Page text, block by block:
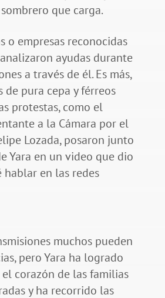
que carga.
o empresas reconocidas
ayudas durante
a través de él. Es más,
de pura cepa y férreos
protestas, como el
a la Cámara por el
Lozada, posaron junto
Yara en un video que dio
hablar en las redes
muchos pueden
pero Yara ha logrado
corazón de las familias
y ha recorrido las